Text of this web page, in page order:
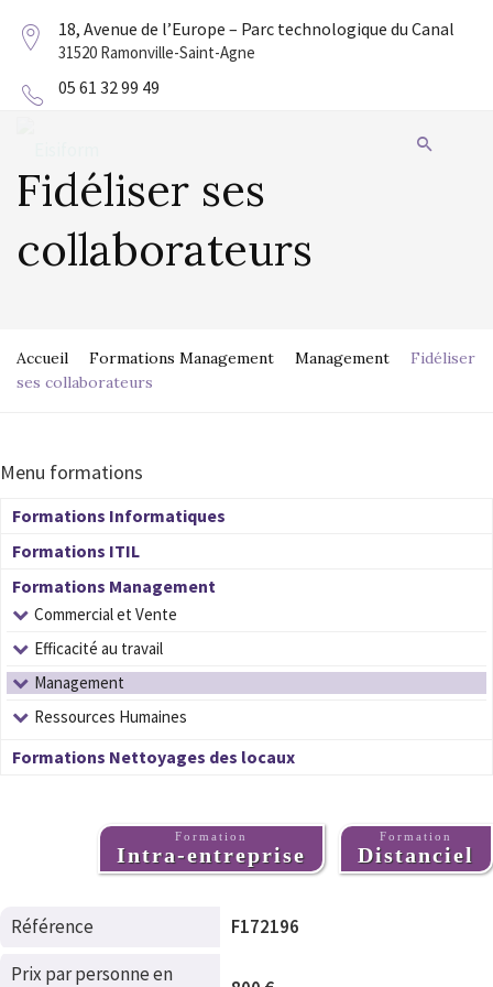
18, Avenue de l’Europe – Parc technologique du Canal
31520 Ramonville-Saint-Agne
05 61 32 99 49
Fidéliser ses
collaborateurs
Accueil Formations Management Management
Fidéliser
ses collaborateurs
Menu formations
Formations Informatiques
Formations ITIL
Formations Management
Commercial et Vente
Efficacité au travail
Management
Ressources Humaines
Formations Nettoyages des locaux
Formation
Intra-entreprise
Formation
Distanciel
Référence
F172196
Prix par personne en